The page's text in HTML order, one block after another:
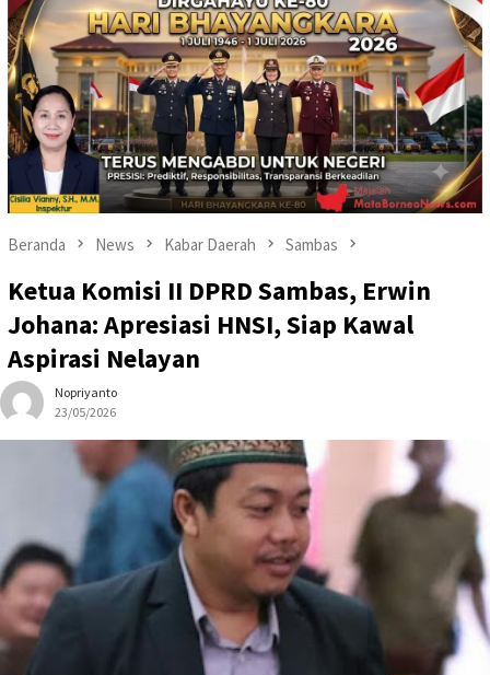
Beranda News Kabar Daerah Sambas
Ketua Komisi II DPRD Sambas, Erwin
Johana: Apresiasi HNSI, Siap Kawal
Aspirasi Nelayan
Nopriyanto
23/05/2026